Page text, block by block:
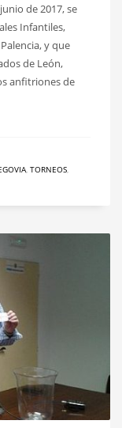
de 2017, se
Infantiles,
y que
de León,
anfitriones de
TORNEOS